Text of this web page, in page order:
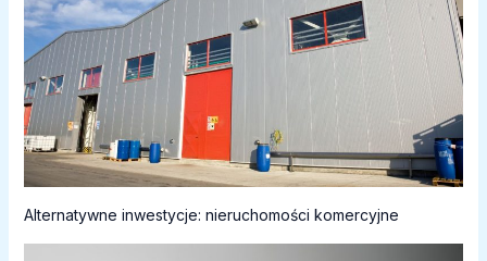
Alternatywne inwestycje: nieruchomości komercyjne